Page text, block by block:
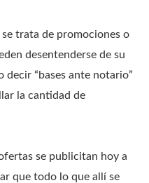
se trata de promociones o
desentenderse de su
“bases ante notario”
la cantidad de
se publicitan hoy a
que todo lo que allí se